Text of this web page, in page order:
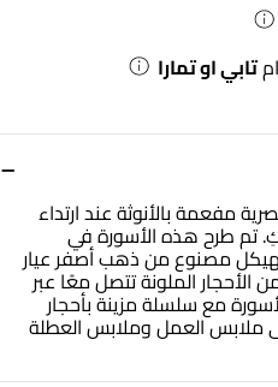
−
مفعمة بالأنوثة عند ارتداء
تم طرح هذه الأسورة في
مصنوع من ذهب أصفر عيار
الأحجار الملونة تتصل معًا عبر
مع سلسلة مزينة بأحجار
ملابس العمل وملابس العطلة
تابي او تمارا